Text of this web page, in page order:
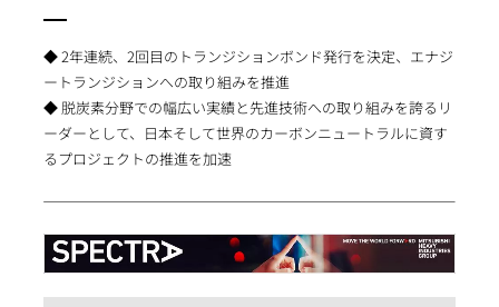
◆ 2年連続、2回目のトランジションボンド発行を決定、エナジ
ートランジションへの取り組みを推進
◆ 脱炭素分野での幅広い実績と先進技術への取り組みを誇るリ
ーダーとして、日本そして世界のカーボンニュートラルに資す
るプロジェクトの推進を加速